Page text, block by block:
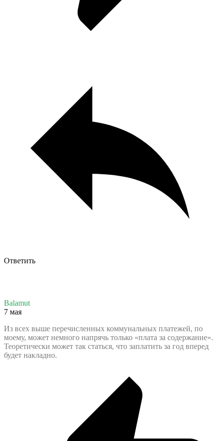
Ответить
Balamut
7 мая
Из всех выше перечисленных коммунальных платежей, по
моему, может немного напрячь только «плата за содержание».
Теоретически может так статься, что заплатить за год вперед
будет накладно.